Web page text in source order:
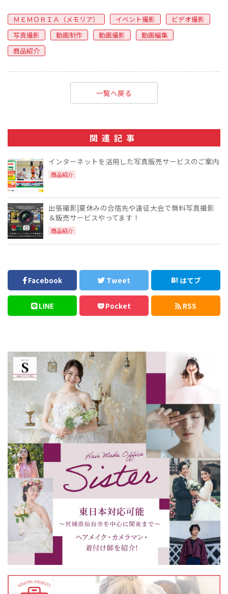
ＭＥＭＯＲＩＡ（メモリア） イベント撮影
ビデオ撮影
写真撮影
動画制作 動画撮影
動画編集
商品紹介
Facebook Tweet はてブ
LINE Pocket RSS
一覧へ戻る
関連記事
インターネットを活用した写真販売サービスのご案内
商品紹介
出張撮影|夏休みの合宿先や遠征大会で無料写真撮影
＆販売サービスやってます！
商品紹介